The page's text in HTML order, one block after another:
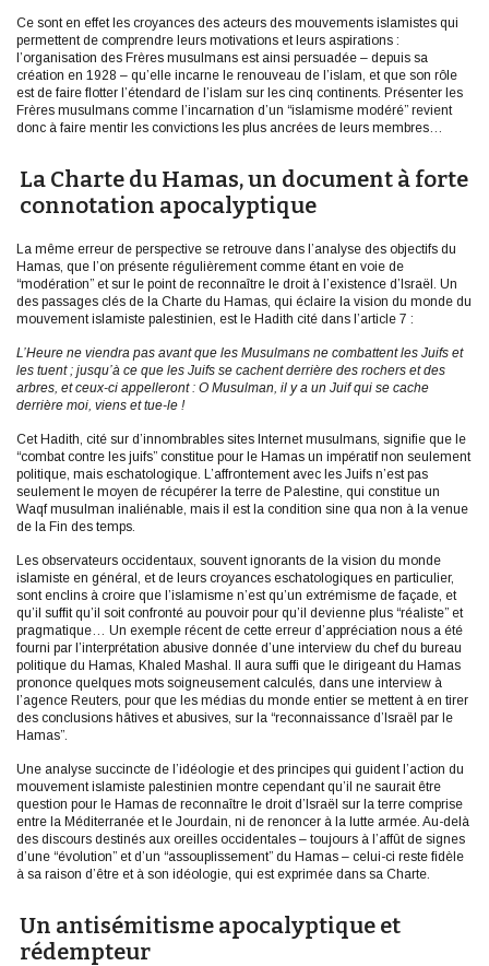
Ce sont en effet les croyances des acteurs des mouvements islamistes qui
permettent de comprendre leurs motivations et leurs aspirations :
l’organisation des Frères musulmans est ainsi persuadée – depuis sa
création en 1928 – qu’elle incarne le renouveau de l’islam, et que son rôle
est de faire flotter l’étendard de l’islam sur les cinq continents. Présenter les
Frères musulmans comme l’incarnation d’un “islamisme modéré” revient
donc à faire mentir les convictions les plus ancrées de leurs membres…
La Charte du Hamas, un document à forte
connotation apocalyptique
La même erreur de perspective se retrouve dans l’analyse des objectifs du
Hamas, que l’on présente régulièrement comme étant en voie de
“modération” et sur le point de reconnaître le droit à l’existence d’Israël. Un
des passages clés de la Charte du Hamas, qui éclaire la vision du monde du
mouvement islamiste palestinien, est le Hadith cité dans l’article 7 :
L’Heure ne viendra pas avant que les Musulmans ne combattent les Juifs et
les tuent ; jusqu’à ce que les Juifs se cachent derrière des rochers et des
arbres, et ceux-ci appelleront : O Musulman, il y a un Juif qui se cache
derrière moi, viens et tue-le !
Cet Hadith, cité sur d’innombrables sites Internet musulmans, signifie que le
“combat contre les juifs” constitue pour le Hamas un impératif non seulement
politique, mais eschatologique. L’affrontement avec les Juifs n’est pas
seulement le moyen de récupérer la terre de Palestine, qui constitue un
Waqf musulman inaliénable, mais il est la condition sine qua non à la venue
de la Fin des temps.
Les observateurs occidentaux, souvent ignorants de la vision du monde
islamiste en général, et de leurs croyances eschatologiques en particulier,
sont enclins à croire que l’islamisme n’est qu’un extrémisme de façade, et
qu’il suffit qu’il soit confronté au pouvoir pour qu’il devienne plus “réaliste” et
pragmatique… Un exemple récent de cette erreur d’appréciation nous a été
fourni par l’interprétation abusive donnée d’une interview du chef du bureau
politique du Hamas, Khaled Mashal. Il aura suffi que le dirigeant du Hamas
prononce quelques mots soigneusement calculés, dans une interview à
l’agence Reuters, pour que les médias du monde entier se mettent à en tirer
des conclusions hâtives et abusives, sur la “reconnaissance d’Israël par le
Hamas”.
Une analyse succincte de l’idéologie et des principes qui guident l’action du
mouvement islamiste palestinien montre cependant qu’il ne saurait être
question pour le Hamas de reconnaître le droit d’Israël sur la terre comprise
entre la Méditerranée et le Jourdain, ni de renoncer à la lutte armée. Au-delà
des discours destinés aux oreilles occidentales – toujours à l’affût de signes
d’une “évolution” et d’un “assouplissement” du Hamas – celui-ci reste fidèle
à sa raison d’être et à son idéologie, qui est exprimée dans sa Charte.
Un antisémitisme apocalyptique et
rédempteur